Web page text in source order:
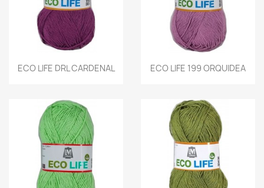
ECO LIFE DRL CARDENAL ECO LIFE 199 ORQUIDEA